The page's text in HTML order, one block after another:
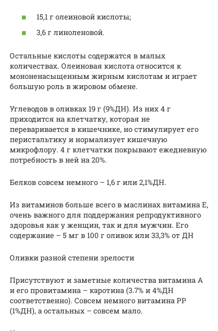
15,1 г олеиновой кислоты;
3,6 г линоленовой.
Остальные кислоты содержатся в малых
количествах. Олеиновая кислота относится к
мононенасыщенным жирным кислотам и играет
большую роль в жировом обмене.
Углеводов в оливках 19 г (9%ДН). Из них 4 г
приходится на клетчатку, которая не
переваривается в кишечнике, но стимулирует его
перистальтику и нормализует кишечную
микрофлору. 4 г клетчатки покрывают ежедневную
потребность в ней на 20%.
Белков совсем немного – 1,6 г или 2,1%ДН.
Из витаминов больше всего в маслинах витамина Е,
очень важного для поддержания репродуктивного
здоровья как у женщин, так и для мужчин. Его
содержание – 5 мг в 100 г оливок или 33,3% от ДН
Оливки разной степени зрелости
Присутствуют и заметные количества витамина A
и его провитамина – каротина (3.7% и 4%ДН
соответственно). Совсем немного витамина РР
(1%ДН), а остальных – совсем мало.